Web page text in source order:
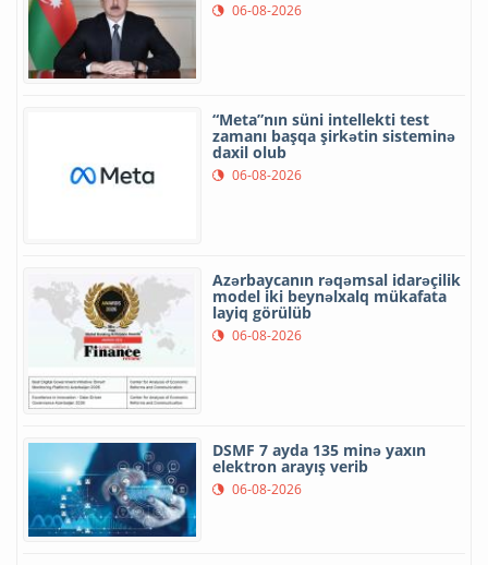
06-08-2026
“Meta”nın süni intellekti test
zamanı başqa şirkətin sisteminə
daxil olub
06-08-2026
Azərbaycanın rəqəmsal idarəçilik
model iki beynəlxalq mükafata
layiq görülüb
06-08-2026
DSMF 7 ayda 135 minə yaxın
elektron arayış verib
06-08-2026